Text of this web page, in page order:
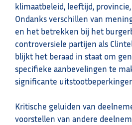
klimaatbeleid, leeftijd,
Ondanks verschillen van
en het betrekken bij het
controversiele partijen als
blijkt het beraad in staat om
specifieke aanbevelingen te
significante
Kritische geluiden van
voorstellen van andere